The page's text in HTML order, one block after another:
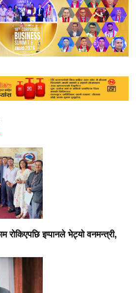
रोकिएपछि इप्पानले भेट्यो वनमन्त्री,